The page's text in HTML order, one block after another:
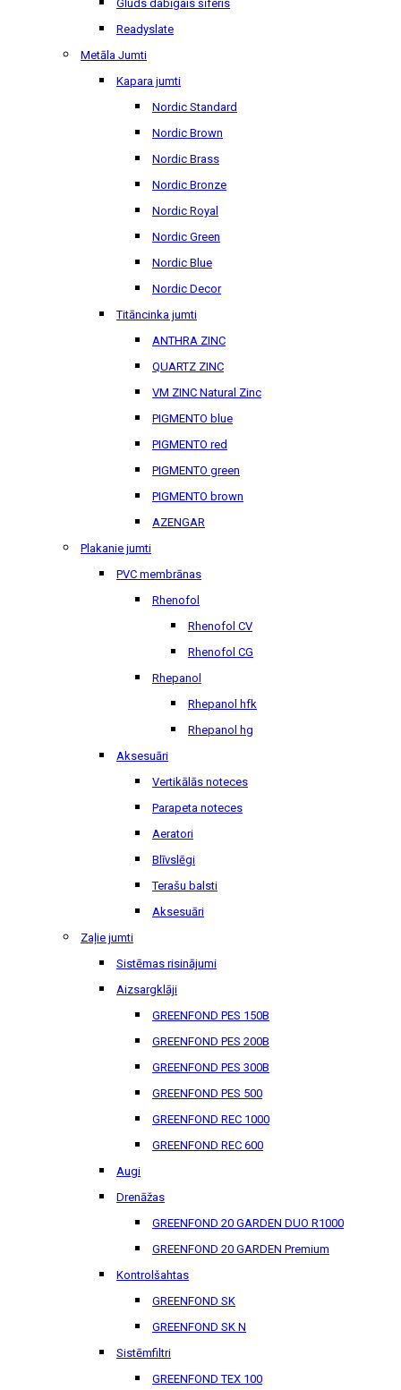
Gluds dabīgais šīferis
Readyslate
Metāla Jumti
Kapara jumti
Nordic Standard
Nordic Brown
Nordic Brass
Nordic Bronze
Nordic Royal
Nordic Green
Nordic Blue
Nordic Decor
Titāncinka jumti
ANTHRA ZINC
QUARTZ ZINC
VM ZINC Natural Zinc
PIGMENTO blue
PIGMENTO red
PIGMENTO green
PIGMENTO brown
AZENGAR
Plakanie jumti
PVC membrānas
Rhenofol
Rhenofol CV
Rhenofol CG
Rhepanol
Rhepanol hfk
Rhepanol hg
Aksesuāri
Vertikālās noteces
Parapeta noteces
Aeratori
Blīvslēgi
Terašu balsti
Aksesuāri
Zaļie jumti
Sistēmas risinājumi
Aizsargklāji
GREENFOND PES 150B
GREENFOND PES 200B
GREENFOND PES 300B
GREENFOND PES 500
GREENFOND REC 1000
GREENFOND REC 600
Augi
Drenāžas
GREENFOND 20 GARDEN DUO R1000
GREENFOND 20 GARDEN Premium
Kontrolšahtas
GREENFOND SK
GREENFOND SK N
Sistēmfiltri
GREENFOND TEX 100